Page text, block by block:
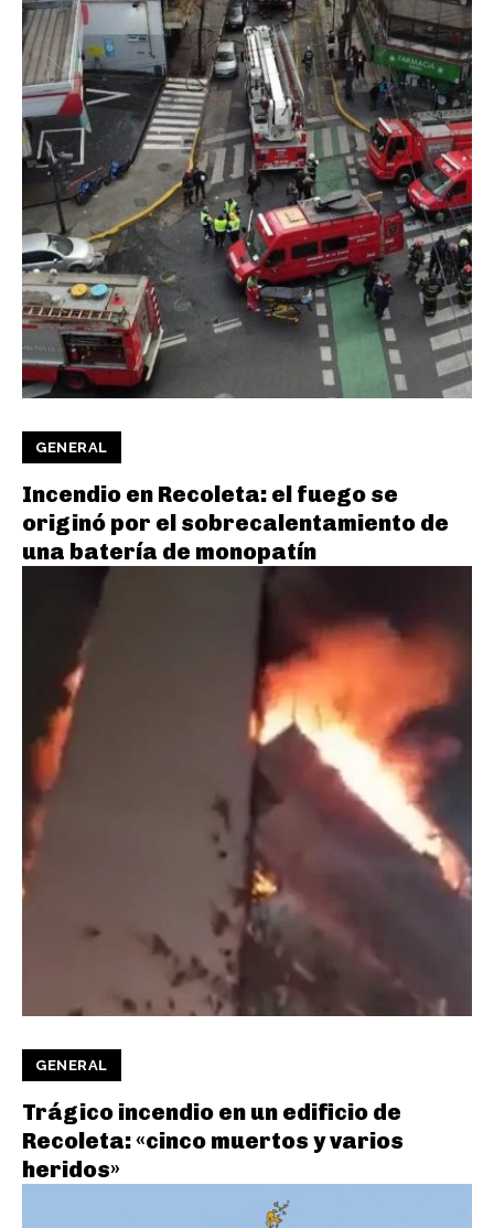
GENERAL
Incendio en Recoleta: el fuego se
originó por el sobrecalentamiento de
una batería de monopatín
GENERAL
Trágico incendio en un edificio de
Recoleta: «cinco muertos y varios
heridos»